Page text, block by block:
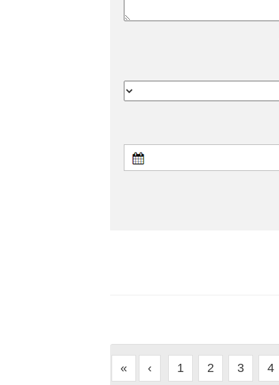
« ‹ 1 2 3 4